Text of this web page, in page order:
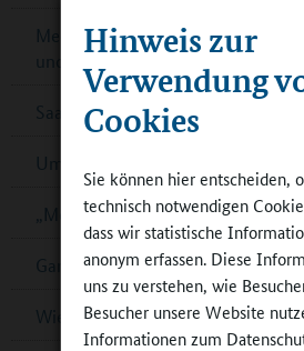
Hinweis zur
Verwendung
Cookies
Sie können hier entscheiden,
technisch notwendigen
dass wir statistische
anonym erfassen. Diese
uns zu verstehen, wie
Besucher unsere Website
Informationen zum
Mecklenburg-Vorpommern:
und Partner
Saarländischer Ernährungspreis –
Umfrage zur Schulverpflegung in
„Mein Bildungsraum“ in
Ganztagsschulverband:
Wiener „Wasserschulen“